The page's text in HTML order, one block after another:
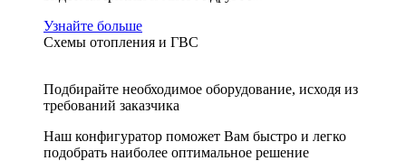
Узнайте больше
Схемы отопления и ГВС
Подбирайте необходимое оборудование, исходя из
требований заказчика
Наш конфигуратор поможет Вам быстро и легко
подобрать наиболее оптимальное решение